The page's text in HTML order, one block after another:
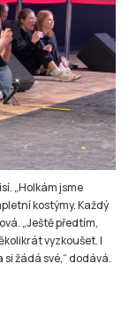
„Holkám jsme
kostýmy. Každý
„Ještě předtím,
vyzkoušet. I
žádá své,“ dodává.